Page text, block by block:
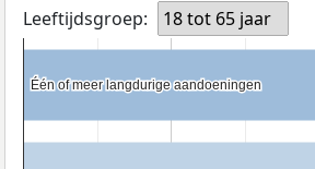
Leeftijdsgroep:
18 tot 65 jaar
Één of meer langdurige aandoeningen
Één of meer langdurige aandoeningen